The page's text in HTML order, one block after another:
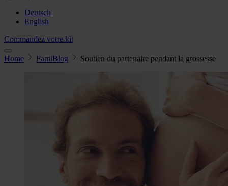
Deutsch
English
Commandez votre kit
Home FamiBlog Soutien du partenaire pendant la grossesse